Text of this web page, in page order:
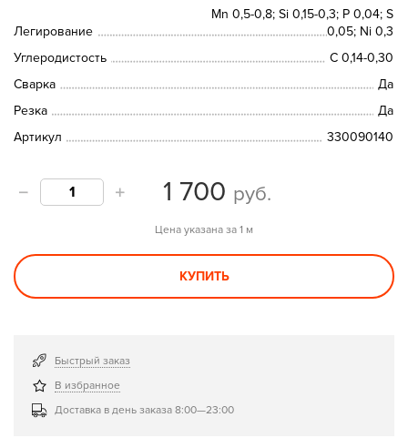
Легирование
Mn 0,5-0,8; Si 0,15-0,3; P 0,04; S
0,05; Ni 0,3
Углеродистость
C 0,14-0,30
Сварка
Да
Резка
Да
Артикул
330090140
1 700 руб.
Цена указана за 1 м
КУПИТЬ
Быстрый заказ
В избранное
Доставка в день заказа 8:00—23:00